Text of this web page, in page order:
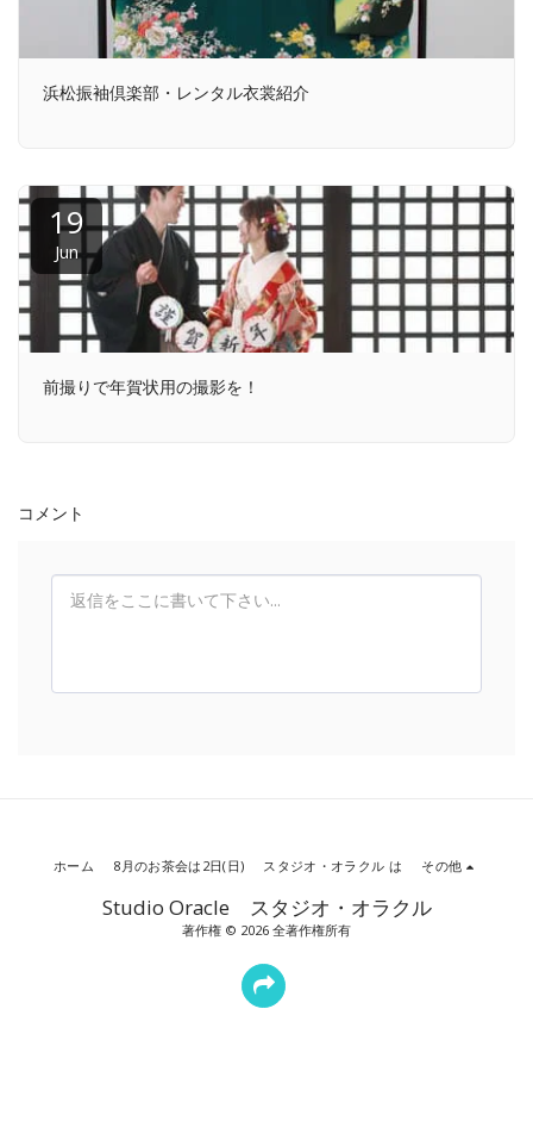
浜松振袖倶楽部・レンタル衣裳紹介
19
Jun
前撮りで年賀状用の撮影を！
コメント
Studio Oracle スタジオ・オラクル
著作権 © 2026 全著作権所有
ホーム 8月のお茶会は2日(日) スタジオ・オラクル は その他